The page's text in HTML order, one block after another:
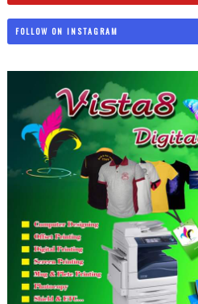
FOLLOW ON INSTAGRAM